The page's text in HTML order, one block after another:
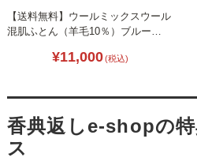
【送料無料】ウールミックスウール
混肌ふとん（羊毛10％）ブルー
¥11,000(税込)
香典返しe-shopの
ス